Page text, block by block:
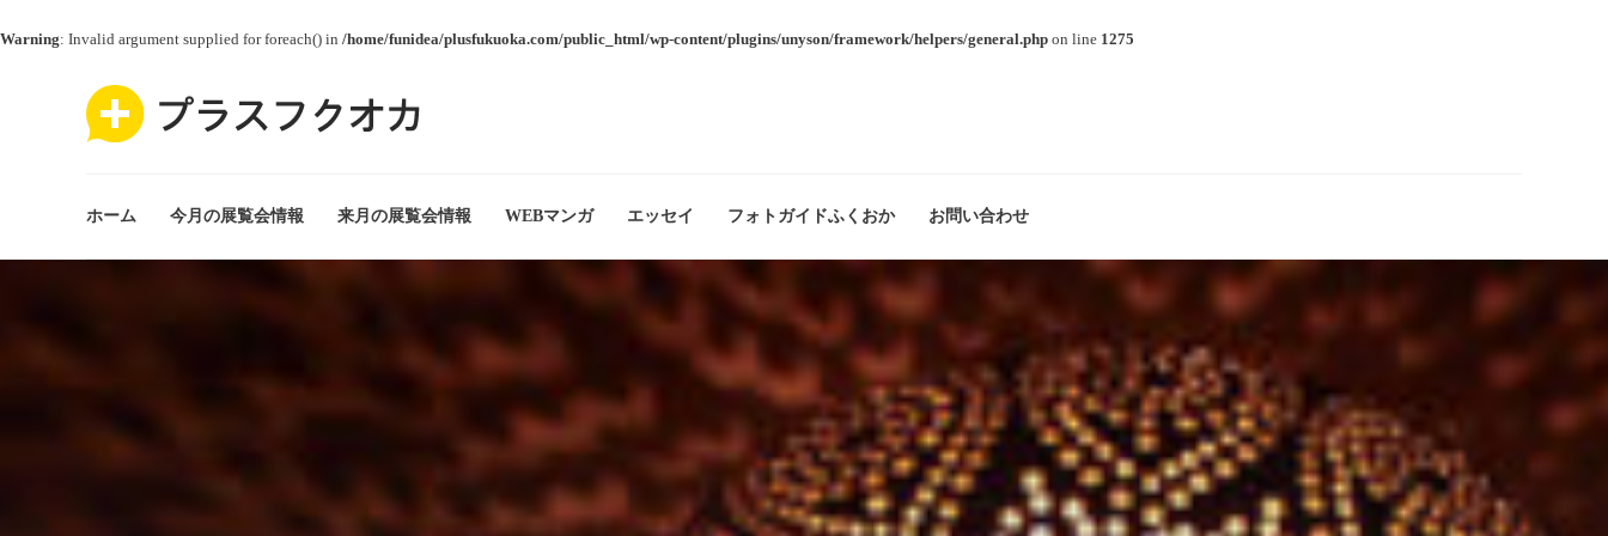
Warning: Invalid argument supplied for foreach() in /home/funidea/plusfukuoka.com/public_html/wp-content/plugins/unyson/framework/helpers/general.php on line 1275
ホーム 今月の展覧会情報 来月の展覧会情報 WEBマンガ エッセイ フォトガイドふくおか お問い合わせ